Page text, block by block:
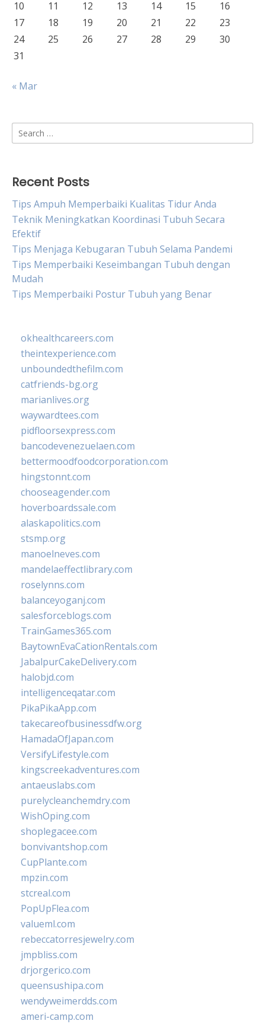
10 11 12 13 14 15
16
17
18 19 20 21 22
23
24
25 26 27 28 29
30
31
« Mar
Search
for:
Recent Posts
Tips Ampuh Memperbaiki Kualitas Tidur Anda
Teknik Meningkatkan Koordinasi Tubuh Secara
Efektif
Tips Menjaga Kebugaran Tubuh Selama Pandemi
Tips Memperbaiki Keseimbangan Tubuh dengan
Mudah
Tips Memperbaiki Postur Tubuh yang Benar
okhealthcareers.com
theintexperience.com
unboundedthefilm.com
catfriends-bg.org
marianlives.org
waywardtees.com
pidfloorsexpress.com
bancodevenezuelaen.com
bettermoodfoodcorporation.com
hingstonnt.com
chooseagender.com
hoverboardssale.com
alaskapolitics.com
stsmp.org
manoelneves.com
mandelaeffectlibrary.com
roselynns.com
balanceyoganj.com
salesforceblogs.com
TrainGames365.com
BaytownEvaCationRentals.com
JabalpurCakeDelivery.com
halobjd.com
intelligenceqatar.com
PikaPikaApp.com
takecareofbusinessdfw.org
HamadaOfJapan.com
VersifyLifestyle.com
kingscreekadventures.com
antaeuslabs.com
purelycleanchemdry.com
WishOping.com
shoplegacee.com
bonvivantshop.com
CupPlante.com
mpzin.com
stcreal.com
PopUpFlea.com
valueml.com
rebeccatorresjewelry.com
jmpbliss.com
drjorgerico.com
queensushipa.com
wendyweimerdds.com
ameri-camp.com